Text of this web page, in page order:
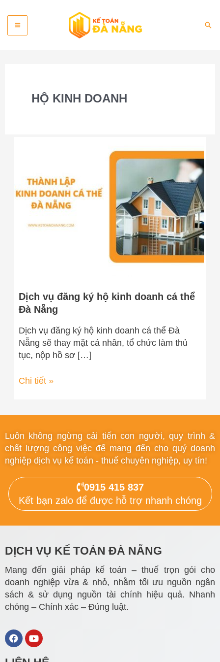
content
Main
Menu
HỘ KINH DOANH
Dịch vụ đăng ký hộ kinh doanh cá thể
Đà Nẵng
Dịch vụ đăng ký hộ kinh doanh cá thể Đà
Nẵng sẽ thay mặt cá nhân, tổ chức làm thủ
tục, nộp hồ sơ […]
ký
hộ
kinh
Chi tiết »
Luôn không ngừng cải tiến con người, quy trình &
chất lượng công việc để mang đến cho quý doanh
nghiệp dịch vụ kế toán - thuế chuyên nghiệp, uy tín!
0915 415 837
Kết bạn zalo để được hỗ trợ nhanh chóng
DỊCH VỤ KẾ TOÁN ĐÀ NẴNG
Mang đến giải pháp kế toán – thuế trọn gói cho
doanh nghiệp vừa & nhỏ, nhằm tối ưu nguồn ngân
sách & sử dụng nguồn tài chính hiệu quả. Nhanh
chóng – Chính xác – Đúng luật.
F
a
e
Y
o
t